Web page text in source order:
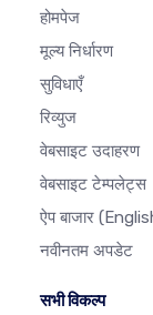
होमपेज
मूल्य निर्धारण
सुविधाएँ
रिव्युज
वेबसाइट उदाहरण
वेबसाइट टेम्पलेट्स
ऐप बाजार
नवीनतम अपडेट
सभी विकल्प